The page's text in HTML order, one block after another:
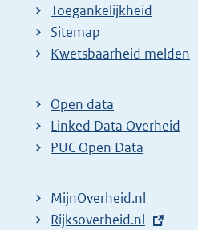
Toegankelijkheid
Sitemap
E
t
e
r
l
i
Kwetsbaarheid melden
Open data
Linked Data Overheid
PUC Open Data
MijnOverheid.nl
E
Rijksoverheid.nl